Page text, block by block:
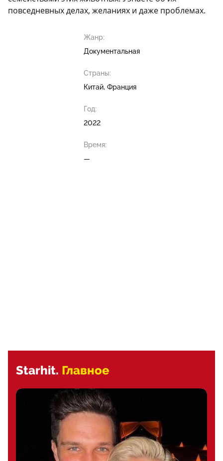
повседневных делах, желаниях и даже проблемах.
Жанр:
Документальная
Страны:
Китай, Франция
Год:
2022
Время:
—
Starhit. Главное